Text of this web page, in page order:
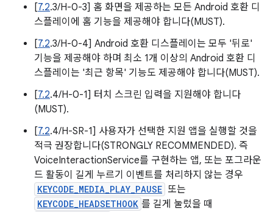
[7.2.3/H-0-3] 홈 화면을 제공하는 모든 Android 호환 디
스플레이에 홈 기능을 제공해야 합니다(MUST).
[7.2.3/H-0-4] Android 호환 디스플레이는 모두 '뒤로'
기능을 제공해야 하며 최소 1개 이상의 Android 호환 디
스플레이는 '최근 항목' 기능도 제공해야 합니다(MUST).
[7.2.4/H-0-1] 터치 스크린 입력을 지원해야 합니다
(MUST).
[7.2.4/H-SR-1] 사용자가 선택한 지원 앱을 실행할 것을
적극 권장합니다(STRONGLY RECOMMENDED). 즉
VoiceInteractionService를 구현하는 앱, 또는 포그라운
드 활동이 길게 누르기 이벤트를 처리하지 않는 경우
KEYCODE_MEDIA_PLAY_PAUSE 또는
KEYCODE_HEADSETHOOK 를 길게 눌렀을 때